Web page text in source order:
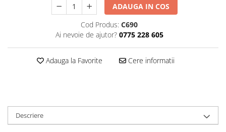
ADAUGA IN COS
Cod Produs: C690
Ai nevoie de ajutor? 0775 228 605
Adauga la Favorite Cere informatii
Descriere